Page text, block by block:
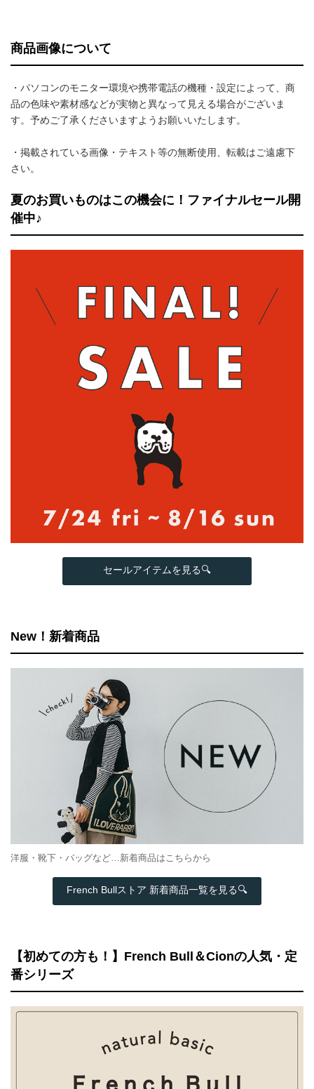
商品画像について
・パソコンのモニター環境や携帯電話の機種・設定によって、商
品の色味や素材感などが実物と異なって見える場合がございま
す。予めご了承くださいますようお願いいたします。
・掲載されている画像・テキスト等の無断使用、転載はご遠慮下
さい。
夏のお買いものはこの機会に！ファイナルセール開
催中♪
セールアイテムを見る🔍
New！新着商品
洋服・靴下・バッグなど…新着商品はこちらから
French Bullストア 新着商品一覧を見る🔍
【初めての方も！】French Bull＆Cionの人気・定
番シリーズ